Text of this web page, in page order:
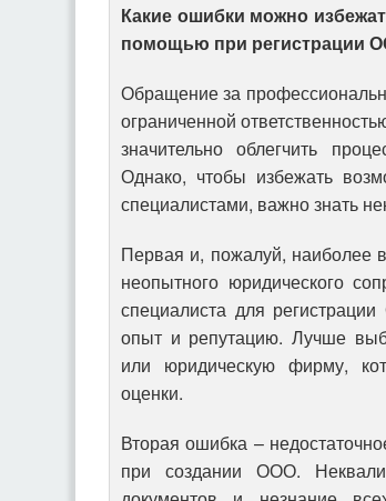
Какие ошибки можно
помощью при регистрации
Обращение за
ограниченной
значительно облегчить
Однако, чтобы избежать
специалистами, важно знать
Первая и, пожалуй, наиболее
неопытного юридического
специалиста для
опыт и репутацию. Лучше
или юридическую фирму,
оценки.
Вторая ошибка –
при создании ООО.